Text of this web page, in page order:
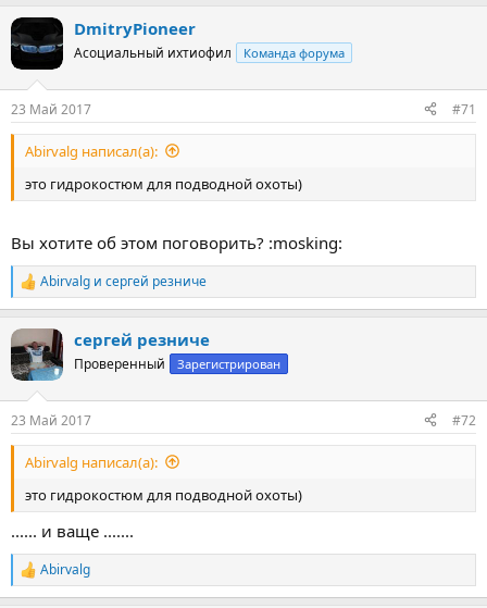
к
ц
и
DmitryPioneer
Асоциальный ихтиофил Команда форума
23 Май 2017 #71
Abirvalg написал(а):
это гидрокостюм для подводной охоты)
Вы хотите об этом поговорить? :mosking:
Р
е
к
ц
и
Abirvalg и сергей резниче
сергей резниче
Проверенный Зарегистрирован
23 Май 2017 #72
Abirvalg написал(а):
это гидрокостюм для подводной охоты)
...... и ваще .......
Р
е
Abirvalg